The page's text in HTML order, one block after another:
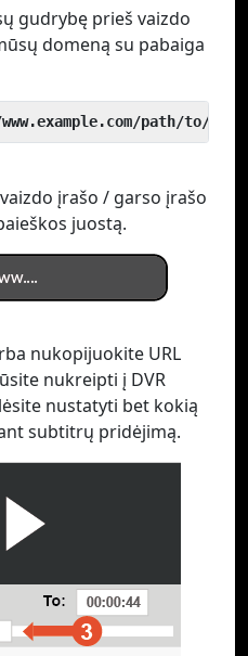
gudrybę prieš vaizdo
domeną su pabaiga
path/to/
įrašo / garso įrašo
juostą.
nukopijuokite URL
nukreipti į DVR
nustatyti bet kokią
subtitrų pridėjimą.